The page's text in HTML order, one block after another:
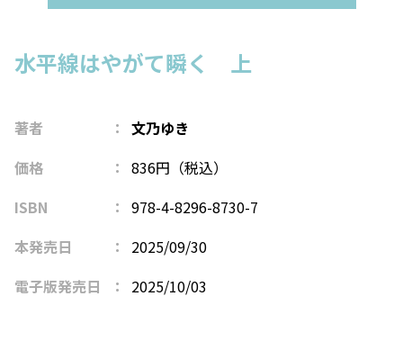
水平線はやがて瞬く 上
著者
文乃ゆき
価格
836円（税込）
ISBN
978-4-8296-8730-7
本発売日
2025/09/30
電子版発売日
2025/10/03